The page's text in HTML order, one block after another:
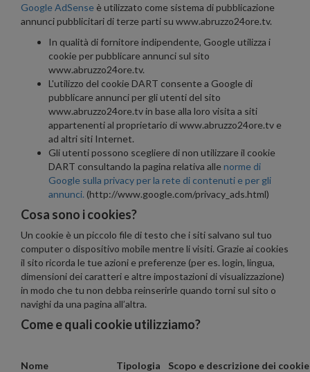
Google AdSense è utilizzato come sistema di pubblicazione
annunci pubblicitari di terze parti su www.abruzzo24ore.tv.
In qualità di fornitore indipendente, Google utilizza i
cookie per pubblicare annunci sul sito
www.abruzzo24ore.tv.
L'utilizzo del cookie DART consente a Google di
pubblicare annunci per gli utenti del sito
www.abruzzo24ore.tv in base alla loro visita a siti
appartenenti al proprietario di www.abruzzo24ore.tv e
ad altri siti Internet.
Gli utenti possono scegliere di non utilizzare il cookie
DART consultando la pagina relativa alle norme di
Google sulla privacy per la rete di contenuti e per gli
annunci. (http://www.google.com/privacy_ads.html)
Cosa sono i cookies?
Un cookie è un piccolo file di testo che i siti salvano sul tuo
computer o dispositivo mobile mentre li visiti. Grazie ai cookies
il sito ricorda le tue azioni e preferenze (per es. login, lingua,
dimensioni dei caratteri e altre impostazioni di visualizzazione)
in modo che tu non debba reinserirle quando torni sul sito o
navighi da una pagina all’altra.
Come e quali cookie utilizziamo?
Nome Tipologia
Scopo e descrizione dei cookie